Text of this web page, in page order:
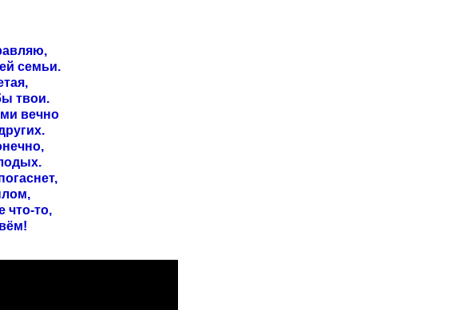
семьи.
твои.
вечно
что-то,